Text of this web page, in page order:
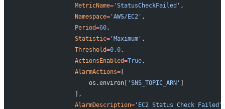
                MetricName
='StatusCheckFailed' ,
                Namespace
='AWS/EC2' ,
                Period
=60,
                Statistic
='Maximum' ,
                Threshold
=0.0,
                ActionsEnabled
=True,
                AlarmActions
=[
                    os.environ[
'SNS_TOPIC_ARN' ]
                ],
                AlarmDescription
='EC2 Status Check Failed'